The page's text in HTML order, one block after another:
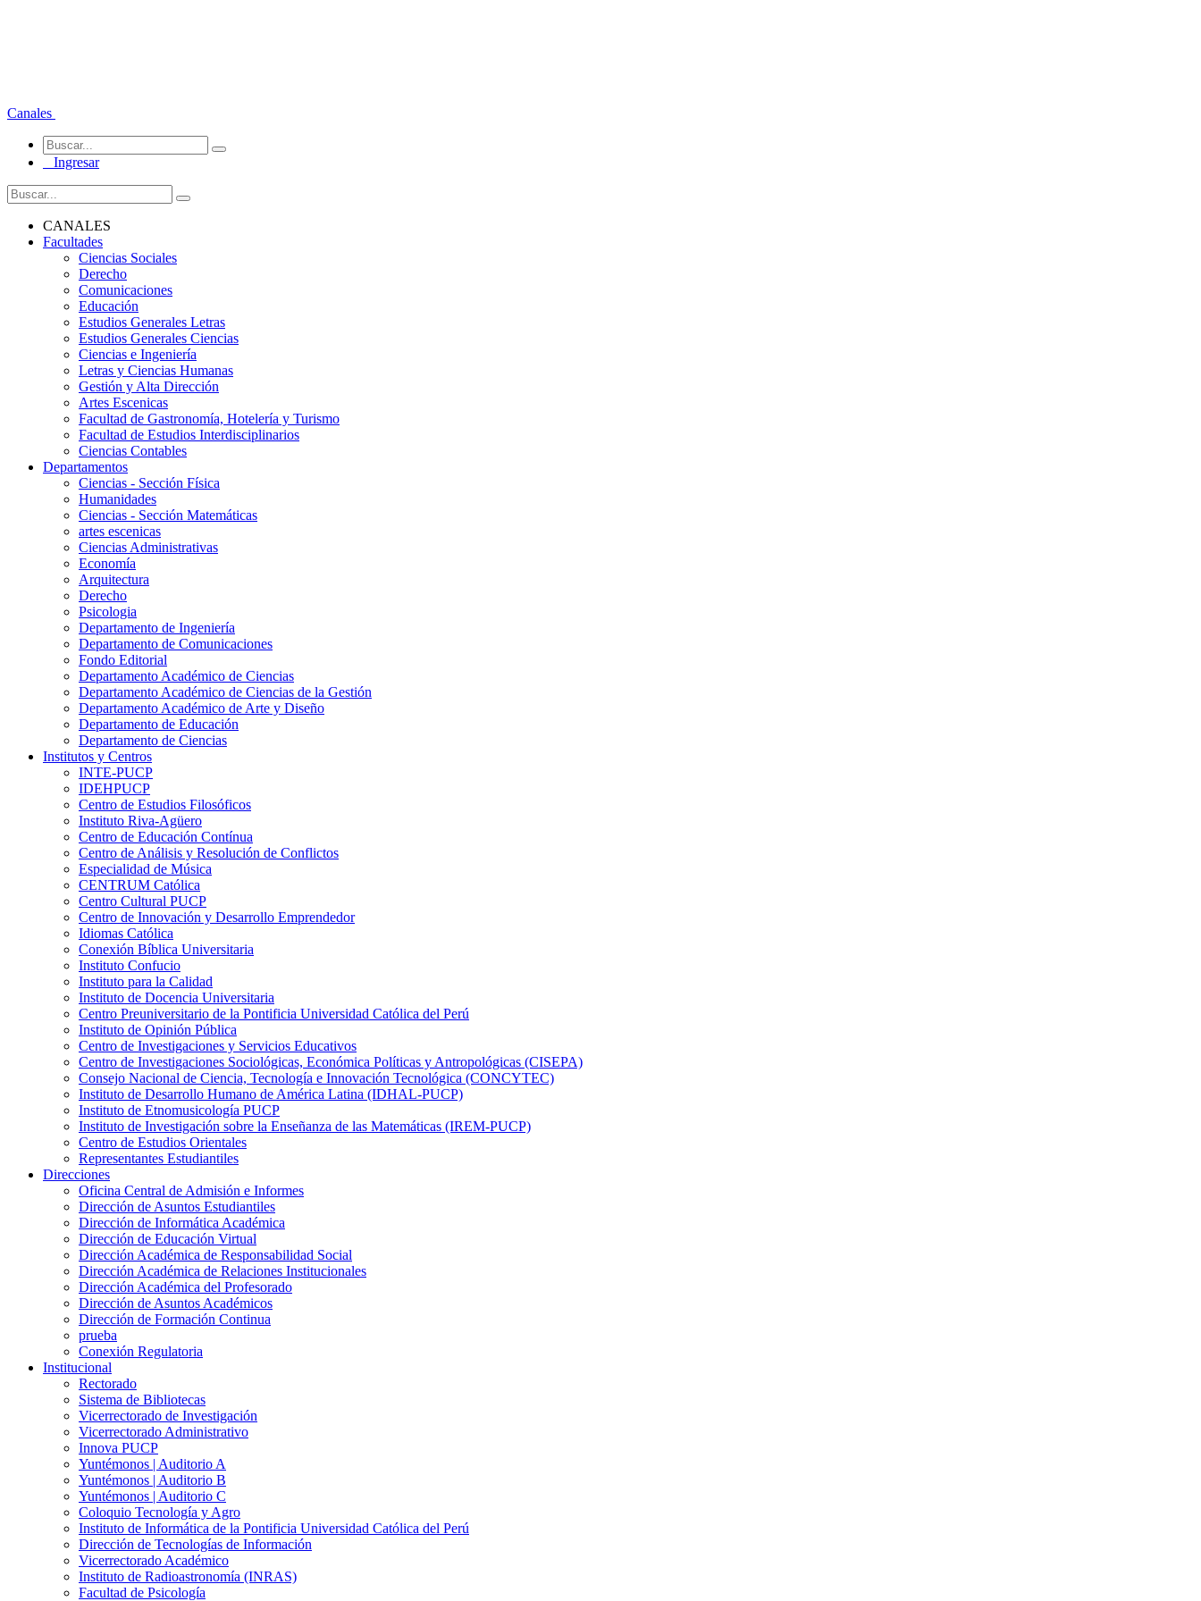
Canales
Ingresar
CANALES
Facultades
Ciencias Sociales
Derecho
Comunicaciones
Educación
Estudios Generales Letras
Estudios Generales Ciencias
Ciencias e Ingeniería
Letras y Ciencias Humanas
Gestión y Alta Dirección
Artes Escenicas
Facultad de Gastronomía, Hotelería y Turismo
Facultad de Estudios Interdisciplinarios
Ciencias Contables
Departamentos
Ciencias - Sección Física
Humanidades
Ciencias - Sección Matemáticas
artes escenicas
Ciencias Administrativas
Economía
Arquitectura
Derecho
Psicologia
Departamento de Ingeniería
Departamento de Comunicaciones
Fondo Editorial
Departamento Académico de Ciencias
Departamento Académico de Ciencias de la Gestión
Departamento Académico de Arte y Diseño
Departamento de Educación
Departamento de Ciencias
Institutos y Centros
INTE-PUCP
IDEHPUCP
Centro de Estudios Filosóficos
Instituto Riva-Agüero
Centro de Educación Contínua
Centro de Análisis y Resolución de Conflictos
Especialidad de Música
CENTRUM Católica
Centro Cultural PUCP
Centro de Innovación y Desarrollo Emprendedor
Idiomas Católica
Conexión Bíblica Universitaria
Instituto Confucio
Instituto para la Calidad
Instituto de Docencia Universitaria
Centro Preuniversitario de la Pontificia Universidad Católica del Perú
Instituto de Opinión Pública
Centro de Investigaciones y Servicios Educativos
Centro de Investigaciones Sociológicas, Económica Políticas y Antropológicas (CISEPA)
Consejo Nacional de Ciencia, Tecnología e Innovación Tecnológica (CONCYTEC)
Instituto de Desarrollo Humano de América Latina (IDHAL-PUCP)
Instituto de Etnomusicología PUCP
Instituto de Investigación sobre la Enseñanza de las Matemáticas (IREM-PUCP)
Centro de Estudios Orientales
Representantes Estudiantiles
Direcciones
Oficina Central de Admisión e Informes
Dirección de Asuntos Estudiantiles
Dirección de Informática Académica
Dirección de Educación Virtual
Dirección Académica de Responsabilidad Social
Dirección Académica de Relaciones Institucionales
Dirección Académica del Profesorado
Dirección de Asuntos Académicos
Dirección de Formación Continua
prueba
Conexión Regulatoria
Institucional
Rectorado
Sistema de Bibliotecas
Vicerrectorado de Investigación
Vicerrectorado Administrativo
Innova PUCP
Yuntémonos | Auditorio A
Yuntémonos | Auditorio B
Yuntémonos | Auditorio C
Coloquio Tecnología y Agro
Instituto de Informática de la Pontificia Universidad Católica del Perú
Dirección de Tecnologías de Información
Vicerrectorado Académico
Instituto de Radioastronomía (INRAS)
Facultad de Psicología